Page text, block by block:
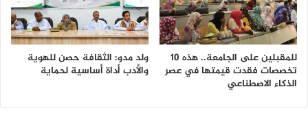
للمقبلين على الجامعة.. هذه 10
تخصصات فقدت قيمتها في عصر
الذكاء الاصطناعي
ولد مدو: الثقافة حصن للهوية
والأدب أداة أساسية لحماية